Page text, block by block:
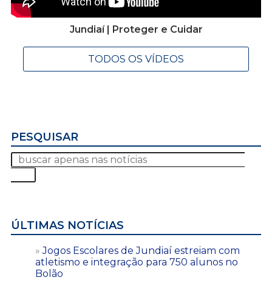
Jundiaí | Proteger e Cuidar
TODOS OS VÍDEOS
PESQUISAR
ÚLTIMAS NOTÍCIAS
Jogos Escolares de Jundiaí estreiam com
atletismo e integração para 750 alunos no
Bolão